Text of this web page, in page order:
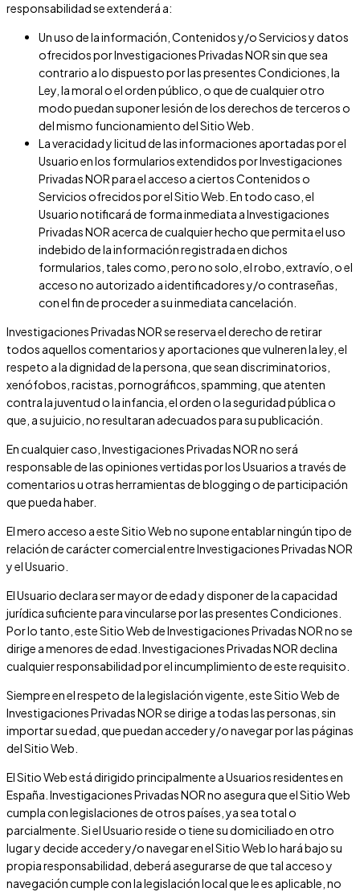
responsabilidad se extenderá a:
Un uso de la información, Contenidos y/o Servicios y datos
ofrecidos porInvestigaciones Privadas NORsin que sea
contrario a lo dispuesto por las presentes Condiciones, la
Ley, la moral o el orden público, o que de cualquier otro
modo puedan suponer lesión de los derechos de terceros o
del mismo funcionamiento del Sitio Web.
La veracidad y licitud de las informaciones aportadas por el
Usuario en los formularios extendidos porInvestigaciones
Privadas NORpara el acceso a ciertos Contenidos o
Servicios ofrecidos por el Sitio Web. En todo caso, el
Usuario notificará de forma inmediata aInvestigaciones
Privadas NOR acerca de cualquier hecho que permita el uso
indebido de la información registrada en dichos
formularios, tales como, pero no solo, el robo, extravío, o el
acceso no autorizado a identificadores y/o contraseñas,
con el fin de proceder a su inmediata cancelación.
Investigaciones Privadas NORse reserva el derecho de retirar
todos aquellos comentarios y aportaciones que vulneren la ley, el
respeto a la dignidad de la persona, que sean discriminatorios,
xenófobos, racistas, pornográficos, spamming, que atenten
contra la juventud o la infancia, el orden o la seguridad pública o
que, a su juicio, no resultaran adecuados para su publicación.
En cualquier caso, Investigaciones Privadas NORno será
responsable de las opiniones vertidas por los Usuarios a través de
comentarios u otras herramientas de blogging o de participación
que pueda haber.
El mero acceso a este Sitio Web no supone entablar ningún tipo de
relación de carácter comercial entreInvestigaciones Privadas NOR
y el Usuario.
El Usuario declara ser mayor de edad y disponer de la capacidad
jurídica suficiente para vincularse por las presentes Condiciones.
Por lo tanto, este Sitio Web deInvestigaciones Privadas NORno se
dirige a menores de edad. Investigaciones Privadas NORdeclina
cualquier responsabilidad por el incumplimiento de este requisito.
Siempre en el respeto de la legislación vigente, este Sitio Web de
Investigaciones Privadas NORse dirige a todas las personas, sin
importar su edad, que puedan acceder y/o navegar por las páginas
del Sitio Web.
El Sitio Web está dirigido principalmente a Usuarios residentes en
España Investigaciones Privadas NORno asegura que el Sitio Web
cumpla con legislaciones de otros países, ya sea total o
parcialmente. Si el Usuario reside o tiene su domiciliado en otro
lugar y decide acceder y/o navegar en el Sitio Web lo hará bajo su
propia responsabilidad, deberá asegurarse de que tal acceso y
navegación cumple con la legislación local que le es aplicable, no